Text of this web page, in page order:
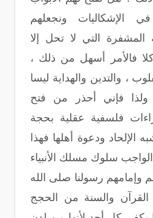
الإشكاليات ونجعلهم
المشفرة التي لا تحل إلا
فالأمر أسهل من ذلك ،
، والتدين والهداية ليسا
، ولذا فإني أحذر من فتح
فلسفية عقلية بحجة
الإلحاد ودعوة أهلها فهذا
سلوك مسلك الأنبياء
وإمامهم رسولنا صلى الله
والسنة من الحجج